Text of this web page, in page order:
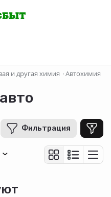
и другая химия ·Автохимия
Фильтрация